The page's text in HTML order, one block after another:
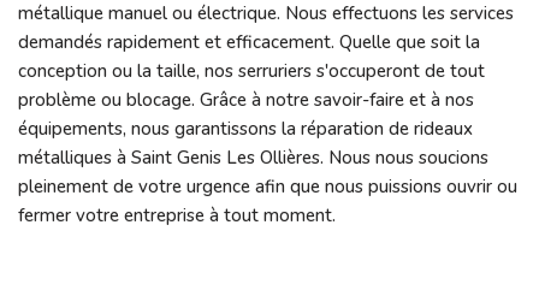
métallique manuel ou électrique. Nous effectuons les services
demandés rapidement et efficacement. Quelle que soit la
conception ou la taille, nos serruriers s'occuperont de tout
problème ou blocage. Grâce à notre savoir-faire et à nos
équipements, nous garantissons la réparation de rideaux
métalliques à Saint Genis Les Ollières. Nous nous soucions
pleinement de votre urgence afin que nous puissions ouvrir ou
fermer votre entreprise à tout moment.